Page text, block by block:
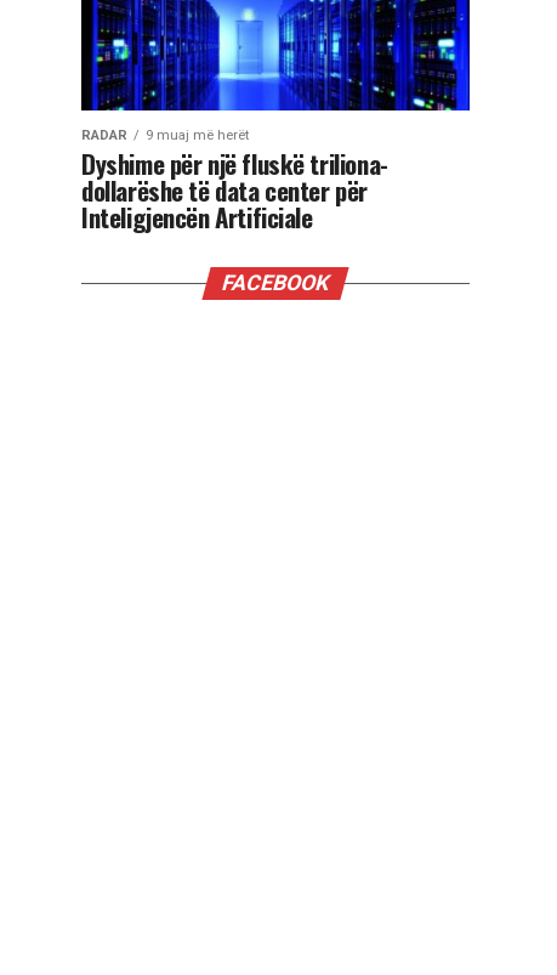
RADAR 9 muaj më herët
Dyshime për një fluskë triliona-
dollarëshe të data center për
Inteligjencën Artificiale
FACEBOOK